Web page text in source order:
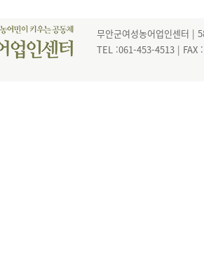
무안군여성농어업인센터 |
TEL :061-453-4513 |